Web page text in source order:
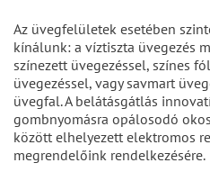
Az üvegfelületek esetében
kínálunk: a víztiszta üvegezés
színezett üvegezéssel, színes
üvegezéssel, vagy savmart
üvegfal. A belátásgátlás
gombnyomásra opálosodó
között elhelyezett elektromos
megrendelőink rendelkezésére.